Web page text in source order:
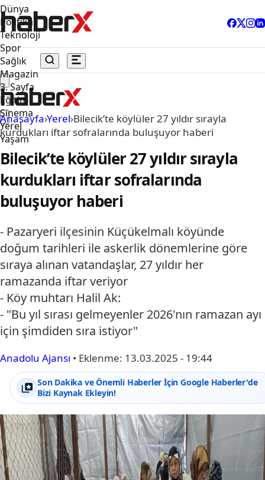
Dünya
Politika
Teknoloji
Spor
Sağlık
Magazin
3. Sayfa
Eğitim
Sinema
Yerel
Yaşam
Anasayfa›Yerel›Bilecik’te köylüler 27 yıldır sırayla
kurdukları iftar sofralarında buluşuyor haberi
Bilecik’te köylüler 27 yıldır sırayla
kurdukları iftar sofralarında
buluşuyor haberi
- Pazaryeri ilçesinin Küçükelmalı köyünde
doğum tarihleri ile askerlik dönemlerine göre
sıraya alınan vatandaşlar, 27 yıldır her
ramazanda iftar veriyor
- Köy muhtarı Halil Ak:
- "Bu yıl sırası gelmeyenler 2026'nın ramazan ayı
için şimdiden sıra istiyor"
Anadolu Ajansı • Eklenme: 13.03.2025 - 19:44
Son Dakika ve Önemli Haberler İçin Google Haberler'de
Bizi Kaynak Ekleyin!